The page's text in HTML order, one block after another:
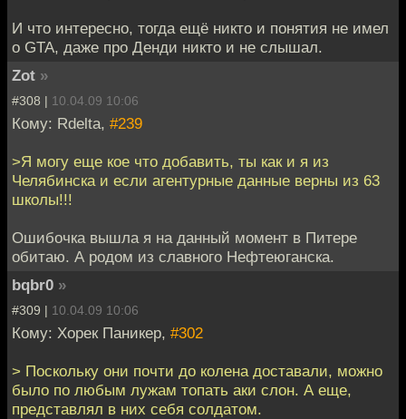
И что интересно, тогда ещё никто и понятия не имел
о GTA, даже про Денди никто и не слышал.
Zot »
#308 | 10.04.09 10:06
Кому: Rdelta, #239
>Я могу еще кое что добавить, ты как и я из
Челябинска и если агентурные данные верны из 63
школы!!!
Ошибочка вышла я на данный момент в Питере
обитаю. А родом из славного Нефтеюганска.
bqbr0 »
#309 | 10.04.09 10:06
Кому: Хорек Паникер, #302
> Поскольку они почти до колена доставали, можно
было по любым лужам топать аки слон. А еще,
представлял в них себя солдатом.